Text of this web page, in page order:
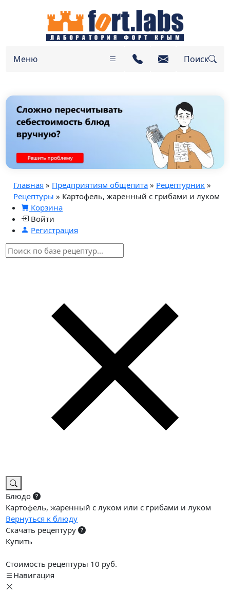
Меню Поиск
Главная » Предприятиям общепита » Рецептурник »
Рецептуры » Картофель, жаренный с грибами и луком
Корзина
Войти
Регистрация
Блюдо
Картофель, жаренный с луком или с грибами и луком
Вернуться к блюду
Скачать рецептуру
Купить
Стоимость рецептуры 10 руб.
Навигация